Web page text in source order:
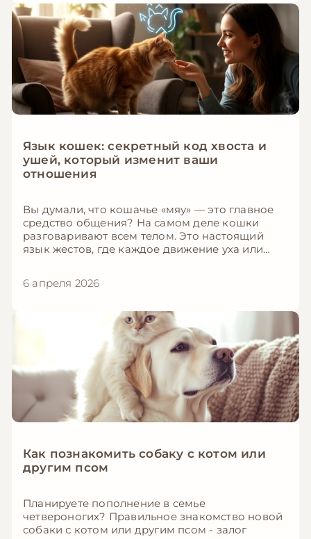
имеют хотя бы один признак деменции, а
среди собак старше 15 лет этот показатель
возрастает до 68%. В этой статье мы
расскажем, как вовремя распознать первые
сигналы, почему это важно и что вы можете
сделать для своего питомца.
Язык кошек: секретный код хвоста и
ушей, который изменит ваши
отношения
Вы думали, что кошачье «мяу» — это главное
средство общения? На самом деле кошки
разговаривают всем телом. Это настоящий
язык жестов, где каждое движение уха или
своего пушистика настоящим «заклинателем
6 апреля 2026
Как познакомить собаку с котом или
другим псом
Планируете пополнение в семье
четвероногих? Правильное знакомство новой
собаки с котом или другим псом - залог